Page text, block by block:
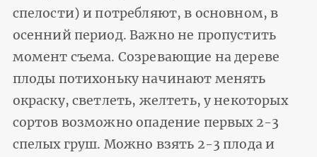
спелости) и потребляют, в основном, в
осенний период. Важно не пропустить
момент съема. Созревающие на дереве
плоды потихоньку начинают менять
окраску, светлеть, желтеть, у некоторых
сортов возможно опадение первых 2-3
спелых груш. Можно взять 2-3 плода и